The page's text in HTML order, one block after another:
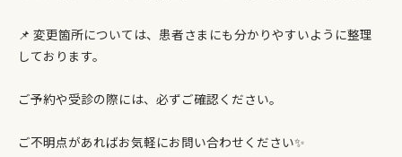
📌 変更箇所については、患者さまにも分かりやすいように整理
しております。
ご予約や受診の際には、必ずご確認ください。
ご不明点があればお気軽にお問い合わせください✨